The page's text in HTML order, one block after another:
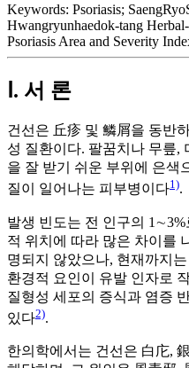
Keywords: Psoriasis;
Hwangryunhaedok-tang
Psoriasis Area and Severity
Ⅰ. 서 론
건선은 丘疹 및 鱗屑을 동반
성 질환이다. 팔꿈치나 무릎,
을 잘 받기 쉬운 부위에 은색
질이 일어나는 피부병이다1).
발생 빈도는 전 인구의
적 위치에 따라 많은 차이를
명되지 않았으나, 현재까지
환경적 요인이 유발 인자로
질형성 세포의 증식과 염증
있다2).
한의학에서는 건선은 白庀,